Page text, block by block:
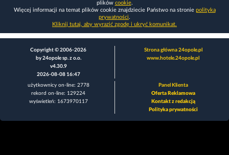
plików cookie.
Więcej informacji na temat plików cookie znajdziecie Państwo na stronie polityka
prywatności.
Kliknij tutaj, aby wyrazić zgodę i ukryć komunikat.
Copyright © 2006-2026
by 24opole sp. z o.o.
v4.30.9
2026-08-08 16:47
Strona główna 24opole.pl
www.hotele.24opole.pl
użytkownicy on-line: 2778
rekord on-line: 129224
wyświetleń: 1673970117
Panel Klienta
Oferta Reklamowa
Kontakt z redakcją
Polityka prywatności